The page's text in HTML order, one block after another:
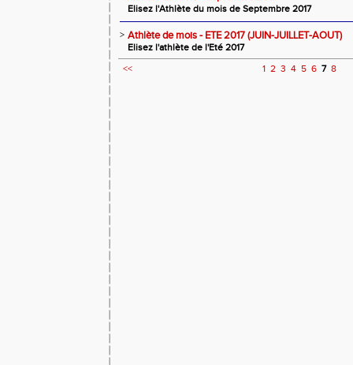
Elisez l'Athlète du mois de Septembre 2017
> Athlète de mois - ETE 2017 (JUIN-JUILLET-AOUT)
Elisez l'athlète de l'Eté 2017
<<
1 2 3 4 5 6 7 8